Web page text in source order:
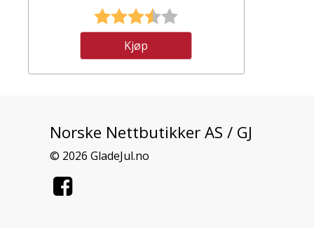
Karakter:
Kjøp
Norske Nettbutikker AS / GJ
© 2026 GladeJul.no